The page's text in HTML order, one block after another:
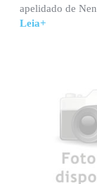
apelidado de
Leia+